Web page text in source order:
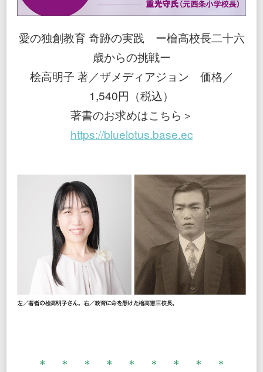
愛の独創教育 奇跡の実践 ー檜高校長二十六
歳からの挑戦ー
桧高明子 著／ザメディアジョン 価格／
1,540円（税込）
著書のお求めはこちら＞
https://bluelotus.base.ec
＊ ＊ ＊ ＊ ＊ ＊ ＊ ＊ ＊